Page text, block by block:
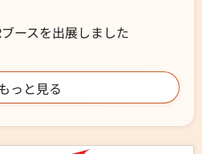
ースを出展しました
っと見る